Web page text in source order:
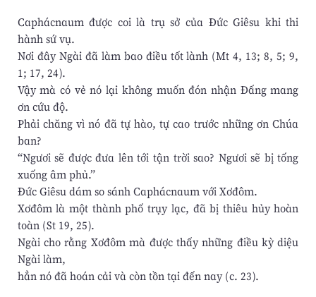
Caphácnaum được coi là trụ sở của Đức Giêsu khi thi
hành sứ vụ.
Nơi đây Ngài đã làm bao điều tốt lành (Mt 4, 13; 8, 5; 9,
1; 17, 24).
Vậy mà có vẻ nó lại không muốn đón nhận Đấng mang
ơn cứu độ.
Phải chăng vì nó đã tự hào, tự cao trước những ơn Chúa
ban?
“Ngươi sẽ được đưa lên tới tận trời sao? Ngươi sẽ bị tống
xuống âm phủ.”
Đức Giêsu dám so sánh Caphácnaum với Xơđôm.
Xơđôm là một thành phố trụy lạc, đã bị thiêu hủy hoàn
toàn (St 19, 25).
Ngài cho rằng Xơđôm mà được thấy những điều kỳ diệu
Ngài làm,
hẳn nó đã hoán cải và còn tồn tại đến nay (c. 23).